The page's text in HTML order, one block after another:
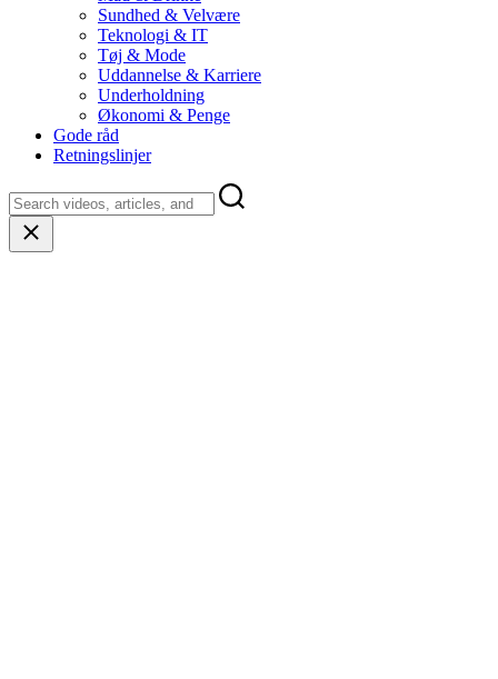
Sundhed & Velvære
Teknologi & IT
Tøj & Mode
Uddannelse & Karriere
Underholdning
Økonomi & Penge
Gode råd
Retningslinjer
Close
search